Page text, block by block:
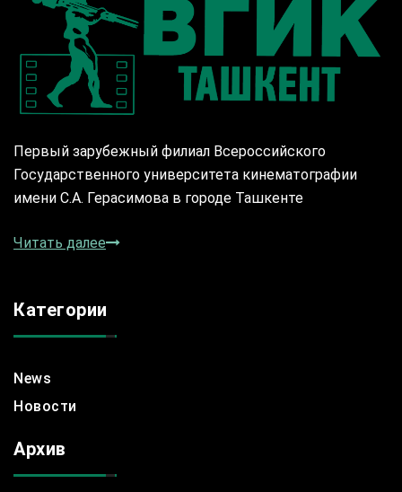
Первый зарубежный филиал Всероссийского
Государственного университета кинематографии
имени С.А. Герасимова в городе Ташкенте
Читать далее
Категории
News
Новости
Архив